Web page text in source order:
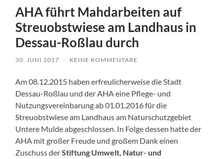
AHA führt Mahdarbeiten auf
Streuobstwiese am Landhaus in
Dessau-Roßlau durch
30. JUNI 2017 / KEINE KOMMENTARE
Am 08.12.2015 haben erfreulicherweise die Stadt
Dessau-Roßlau und der AHA eine Pflege- und
Nutzungsvereinbarung ab 01.01.2016 für die
Streuobstwiese am Landhaus am Naturschutzgebiet
Untere Mulde abgeschlossen. In Folge dessen hatte der
AHA mit großer Freude und großem Dank einen
Zuschuss derStiftung Umwelt, Natur- und